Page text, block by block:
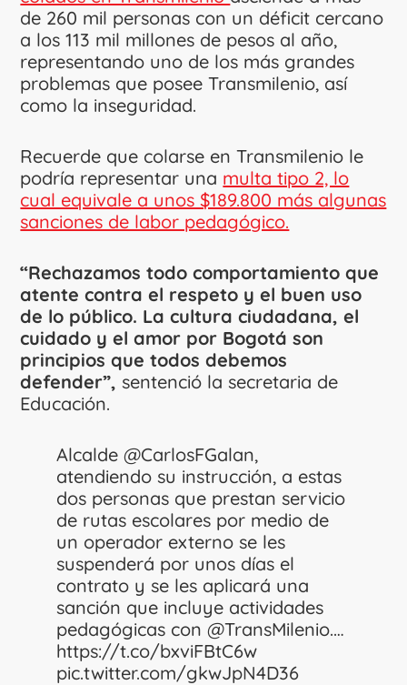
de 260 mil personas con un déficit cercano
a los 113 mil millones de pesos al año,
representando uno de los más grandes
problemas que posee Transmilenio, así
como la inseguridad.
Recuerde que colarse en Transmilenio le
podría representar una multa tipo 2, lo
cual equivale a unos $189.800 más algunas
sanciones de labor pedagógico.
“Rechazamos todo comportamiento que
atente contra el respeto y el buen uso
de lo público. La cultura ciudadana, el
cuidado y el amor por Bogotá son
principios que todos debemos
defender”, sentenció la secretaria de
Educación.
Alcalde@CarlosFGalan,
atendiendo su instrucción, a estas
dos personas que prestan servicio
de rutas escolares por medio de
un operador externo se les
suspenderá por unos días el
contrato y se les aplicará una
sanción que incluye actividades
pedagógicas con@TransMilenio.…
https://t.co/bxviFBtC6w
pic.twitter.com/gkwJpN4D36